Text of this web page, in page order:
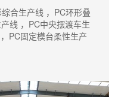
合生产线 ，PC环形叠
线 ，PC中央摆渡车生
PC固定模台柔性生产